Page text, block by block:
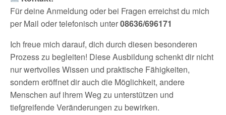
Für deine Anmeldung oder bei Fragen erreichst du mich
per Mail oder telefonisch unter08636/696171
Ich freue mich darauf, dich durch diesen besonderen
Prozess zu begleiten! Diese Ausbildung schenkt dir nicht
nur wertvolles Wissen und praktische Fähigkeiten,
sondern eröffnet dir auch die Möglichkeit, andere
Menschen auf ihrem Weg zu unterstützen und
tiefgreifende Veränderungen zu bewirken.